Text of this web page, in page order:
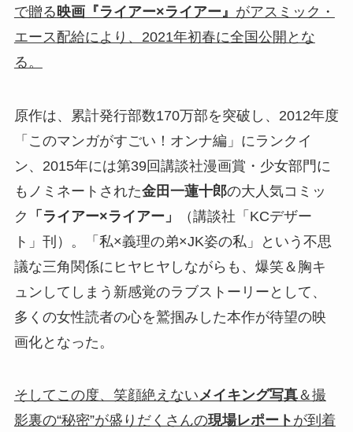
で贈る 映画『ライアー×ライアー』 がアスミック・
エース配給により、2021年初春に全国公開とな
る。
原作は、累計発行部数170万部を突破し、2012年度
「このマンガがすごい！オンナ編」にランクイ
ン、2015年には第39回講談社漫画賞・少女部門に
もノミネートされた金田一蓮十郎の大人気コミッ
ク
「ライアー×ライアー」
（講談社「KCデザー
ト」刊）。「私×義理の弟×JK姿の私」という不思
議な三角関係にヒヤヒヤしながらも、爆笑＆胸キ
ュンしてしまう新感覚のラブストーリーとして、
多くの女性読者の心を鷲掴みした本作が待望の映
画化となった。
そしてこの度、笑顔絶えないメイキング写真＆撮
影裏の“秘密”が盛りだくさんの現場レポート が到着